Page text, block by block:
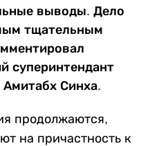
выводы. Дело
тщательным
суперинтендант
Синха.
продолжаются,
на причастность к